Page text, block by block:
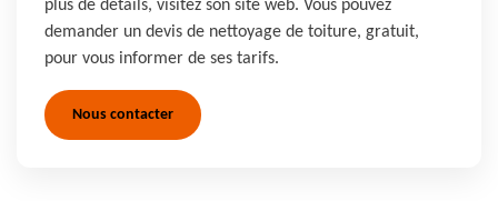
plus de détails, visitez son site web. Vous pouvez
demander un devis de nettoyage de toiture, gratuit,
pour vous informer de ses tarifs.
Nous contacter